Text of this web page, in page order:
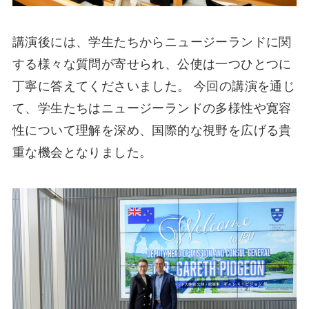
講演後には、学生たちからニュージーランドに関
する様々な質問が寄せられ、公使は一つひとつに
丁寧に答えてくださいました。 今回の講演を通じ
て、学生たちはニュージーランドの多様性や寛容
性について理解を深め、国際的な視野を広げる貴
重な機会となりました。